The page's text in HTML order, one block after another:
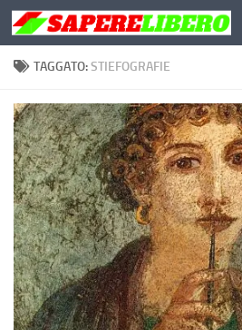
Salta al contenuto
TAGGATO:STIEFOGRAFIE